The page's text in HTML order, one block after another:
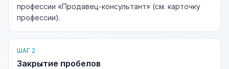
профессии «Продавец-консультант» (см. карточку
профессии).
ШАГ 2
Закрытие пробелов